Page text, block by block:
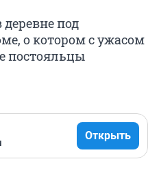
под
о котором с ужасом
постояльцы
Открыть